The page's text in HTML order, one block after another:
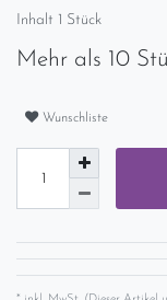
Inhalt 1 Stück
Mehr als 10
Wunschliste